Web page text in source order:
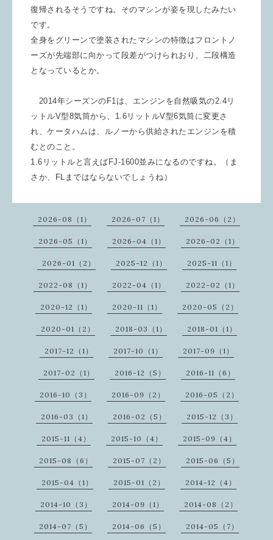
復帰されるそうですね。そのマシンが姿を現したみたい
です。
全身をグリーンで塗装されたマシンの特徴はフロントノ
ーズが先端部に向かって段差がつけられおり、二段構造
となっているとか。
2014年シーズンのF1は、エンジンを自然吸気の2.4リ
ットルV型8気筒から、1.6リットルV型6気筒に変更さ
れ、ケータハムは、ルノーから供給されたエンジンを積
むとのこと。
1.6リットルと言えばFJ-1600並みになるのですね。（ま
さか、FLまではならないでしょうね）
2026-08（1） 2026-07（1） 2026-06（2）
2026-05（1） 2026-04（1） 2026-02（1）
2026-01（2） 2025-12（1） 2025-11（1）
2022-08（1） 2022-04（1） 2022-02（1）
2020-12（1） 2020-11（1） 2020-05（2）
2020-01（2） 2018-03（1） 2018-01（1）
2017-12（1） 2017-10（1） 2017-09（1）
2017-02（1） 2016-12（5） 2016-11（6）
2016-10（3） 2016-09（2） 2016-05（2）
2016-03（1） 2016-02（5） 2015-12（3）
2015-11（4） 2015-10（4） 2015-09（4）
2015-08（6） 2015-07（2） 2015-06（5）
2015-04（1） 2015-01（2） 2014-12（4）
2014-10（3） 2014-09（1） 2014-08（2）
2014-07（5） 2014-06（5） 2014-05（7）